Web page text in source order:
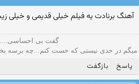
آهنگ برنادت یه فیلم خیلی قدیمی و خیلی
گفت بی احساسی....
میگم در حدی نیستی که حست کنم...چه برسه
پاسخ بازگفت